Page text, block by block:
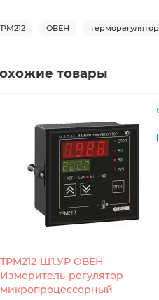
ОВЕН терморегулятор
товары
ТРМ212-Щ1.УР ОВЕН
Измеритель-регулятор
микропроцессорный